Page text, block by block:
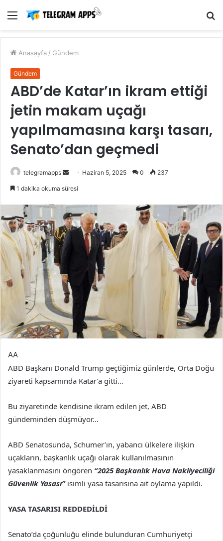
Menü
Anasayfa / Gündem
Gündem
ABD’de Katar’ın ikram ettiği
jetin makam uçağı
yapılmamasına karşı tasarı,
Senato’dan geçmedi
telegramapps
Bir
göndermek
Haziran 5, 2025 0 237
1 dakika okuma süresi
AA
ABD Başkanı Donald Trump geçtiğimiz günlerde, Orta Doğu
ziyareti kapsamında Katar’a gitti…
Bu ziyaretinde kendisine ikram edilen jet, ABD
gündeminden düşmüyor…
ABD Senatosunda, Schumer’ın, yabancı ülkelere ilişkin
uçakların, başkanlık uçağı olarak kullanılmasının
yasaklanmasını öngören “2025 Başkanlık Hava Nakliyeciliği
Güvenlik Yasası”isimli yasa tasarısına ait oylama yapıldı.
YASA TASARISI REDDEDİLDİ
Senato’da çoğunluğu elinde bulunduran Cumhuriyetçi